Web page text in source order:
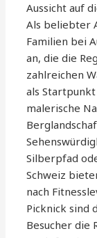
Aussicht auf
Als beliebter
Familien bei
an, die die
zahlreichen
als
malerische
Silberpfad
Schweiz
nach
Picknick sind
Besucher die